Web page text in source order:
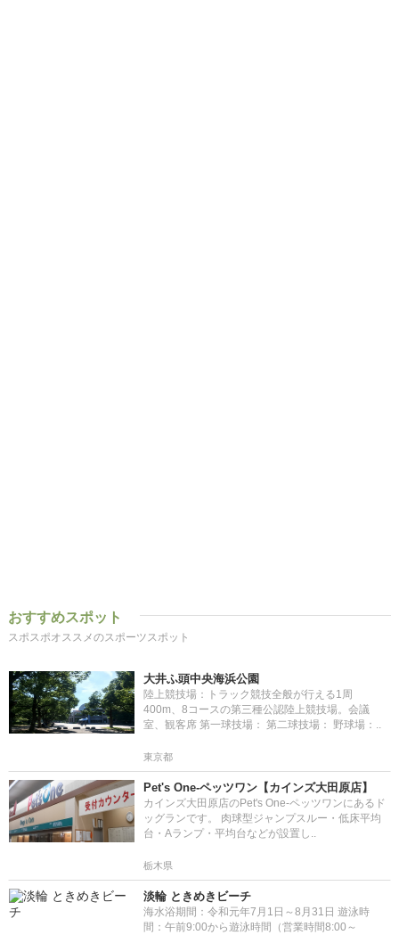
おすすめスポット
スポスポオススメのスポーツスポット
大井ふ頭中央海浜公園
陸上競技場：トラック競技全般が行える1周
400m、8コースの第三種公認陸上競技場。会議
室、観客席 第一球技場： 第二球技場： 野球場：..
東京都
Pet's One-ペッツワン【カインズ大田原店】
カインズ大田原店のPet's One-ペッツワンにあるド
ッグランです。 肉球型ジャンプスルー・低床平均
台・Aランプ・平均台などが設置し..
栃木県
淡輪 ときめきビーチ
海水浴期間：令和元年7月1日～8月31日 遊泳時
間：午前9:00から遊泳時間（営業時間8:00～